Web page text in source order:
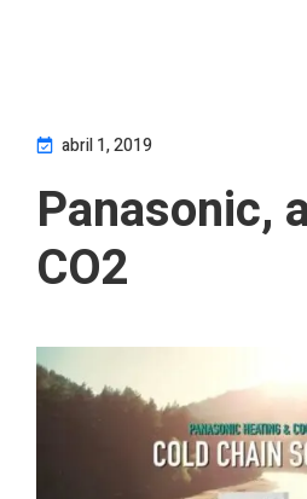
abril 1, 2019
Panasonic,
CO2